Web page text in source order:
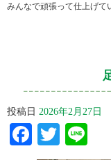
みんなで頑張って仕上げて
投稿日 2026年2月27日
Facebook
Twitter